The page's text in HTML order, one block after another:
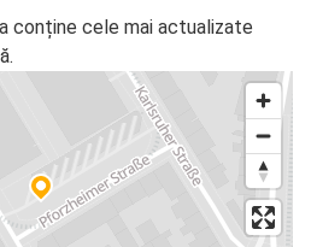
conține cele mai actualizate